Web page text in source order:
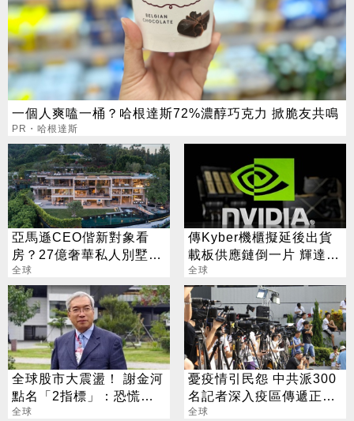
一個人爽嗑一桶？哈根達斯72%濃醇巧克力 掀脆友共鳴
PR・哈根達斯
亞馬遜CEO偕新對象看
房？27億奢華私人別墅曝
光
全球
傳Kyber機櫃擬延後出貨
載板供應鏈倒一片 輝達急
回應
全球
全球股市大震盪！ 謝金河
點名「2指標」：恐慌跌
勢已告一段落
全球
憂疫情引民怨 中共派300
名記者深入疫區傳遞正能
量
全球